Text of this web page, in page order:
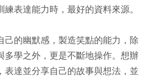
表達能力時，最好的資料來源。
己的幽默感，製造笑點的能力，除
多學之外，更是不斷地操作。想辦
表達並分享自己的故事與想法，並